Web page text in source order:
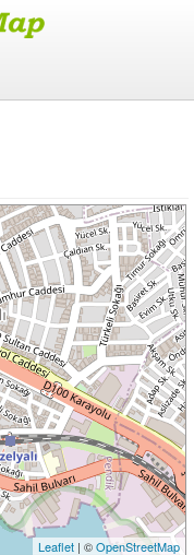
Leaflet| ©OpenStreetMap